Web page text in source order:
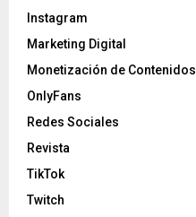
Instagram
Marketing Digital
Monetización de Contenidos
OnlyFans
Redes Sociales
Revista
TikTok
Twitch